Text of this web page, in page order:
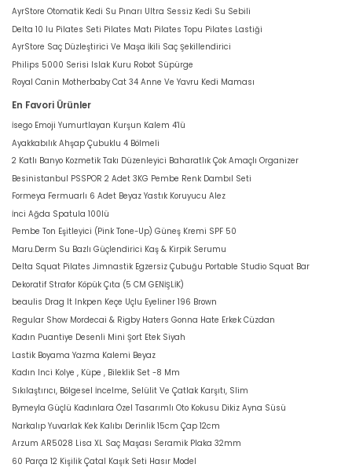
AyrStore Otomatik Kedi Su Pınarı Ultra Sessiz Kedi Su Sebili
Delta 10 lu Pilates Seti Pilates Matı Pilates Topu Pilates Lastiği
AyrStore Saç Düzleştirici Ve Maşa İkili Saç Şekillendirici
Philips 5000 Serisi Islak Kuru Robot Süpürge
Royal Canin Motherbaby Cat 34 Anne Ve Yavru Kedi Maması
En Favori Ürünler
İsego Emoji Yumurtlayan Kurşun Kalem 4'lü
Ayakkabılık Ahşap Çubuklu 4 Bölmeli
2 Katlı Banyo Kozmetik Takı Düzenleyici Baharatlık Çok Amaçlı Organizer
Besinistanbul PSSPOR 2 Adet 3KG Pembe Renk Dambıl Seti
Formeya Fermuarlı 6 Adet Beyaz Yastık Koruyucu Alez
İnci Ağda Spatula 100lü
Pembe Ton Eşitleyici (Pink Tone-Up) Güneş Kremi SPF 50
Maru.Derm Su Bazlı Güçlendirici Kaş & Kirpik Serumu
Delta Squat Pilates Jimnastik Egzersiz Çubuğu Portable Studio Squat Bar
Dekoratif Strafor Köpük Çıta (5 CM GENİŞLİK)
beaulis Drag It Inkpen Keçe Uçlu Eyeliner 196 Brown
Regular Show Mordecai & Rigby Haters Gonna Hate Erkek Cüzdan
Kadın Puantiye Desenli Mini Şort Etek Siyah
Lastik Boyama Yazma Kalemi Beyaz
Kadın Inci Kolye , Küpe , Bileklik Set -8 Mm
Sıkılaştırıcı, Bölgesel İncelme, Selülit Ve Çatlak Karşıtı, Slim
Bymeyla Güçlü Kadınlara Özel Tasarımlı Oto Kokusu Dikiz Ayna Süsü
Narkalıp Yuvarlak Kek Kalıbı Derinlik 15cm Çap 12cm
Arzum AR5028 Lisa XL Saç Maşası Seramik Plaka 32mm
60 Parça 12 Kişilik Çatal Kaşık Seti Hasır Model